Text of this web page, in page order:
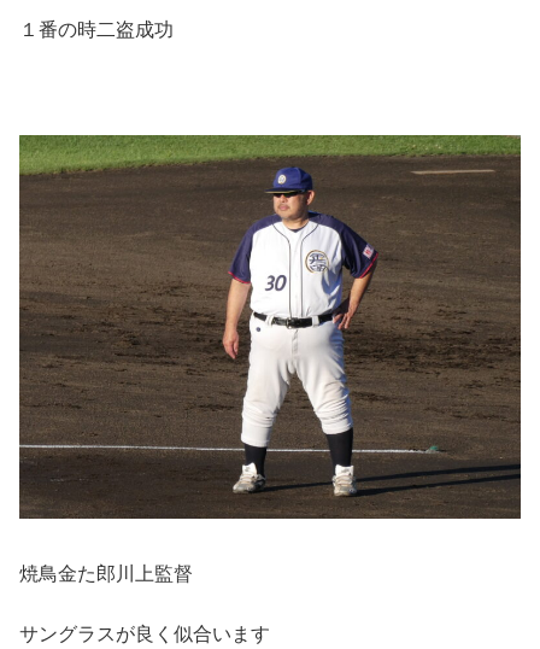
１番の時二盗成功
焼鳥金た郎川上監督
サングラスが良く似合います